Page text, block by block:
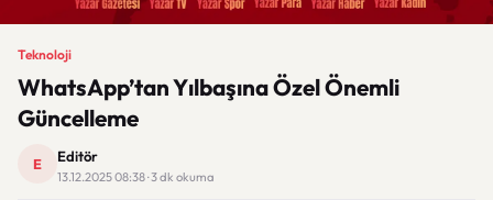
Teknoloji
WhatsApp’tan Yılbaşına Özel Önemli
Güncelleme
E Editör
13.12.2025 08:38 · 3 dk okuma